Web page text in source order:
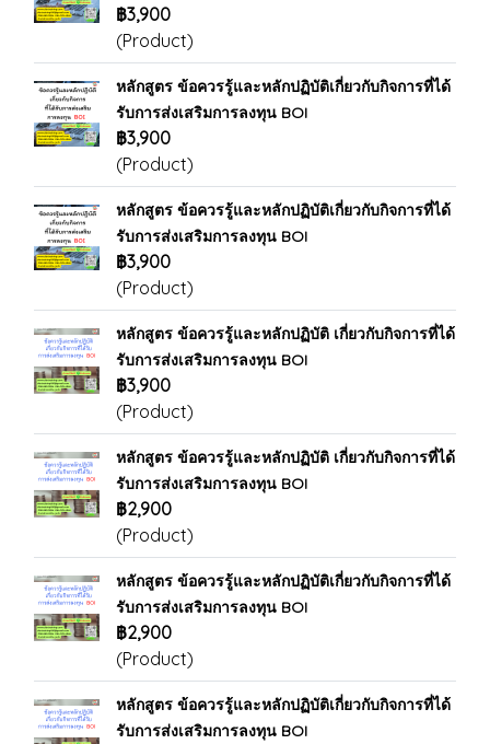
฿3,900
(Product)
หลักสูตร ข้อควรรู้และหลักปฏิบัติเกี่ยวกับกิจการที่ได้
รับการส่งเสริมการลงทุน BOI
฿3,900
(Product)
หลักสูตร ข้อควรรู้และหลักปฏิบัติเกี่ยวกับกิจการที่ได้
รับการส่งเสริมการลงทุน BOI
฿3,900
(Product)
หลักสูตร ข้อควรรู้และหลักปฏิบัติ เกี่ยวกับกิจการที่ได้
รับการส่งเสริมการลงทุน BOI
฿3,900
(Product)
หลักสูตร ข้อควรรู้และหลักปฏิบัติ เกี่ยวกับกิจการที่ได้
รับการส่งเสริมการลงทุน BOI
฿2,900
(Product)
หลักสูตร ข้อควรรู้และหลักปฏิบัติเกี่ยวกับกิจการที่ได้
รับการส่งเสริมการลงทุน BOI
฿2,900
(Product)
หลักสูตร ข้อควรรู้และหลักปฏิบัติเกี่ยวกับกิจการที่ได้
รับการส่งเสริมการลงทุน BOI